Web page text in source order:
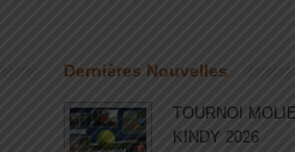
Dernières Nouvelles
TOURNOI
KINDY 2026